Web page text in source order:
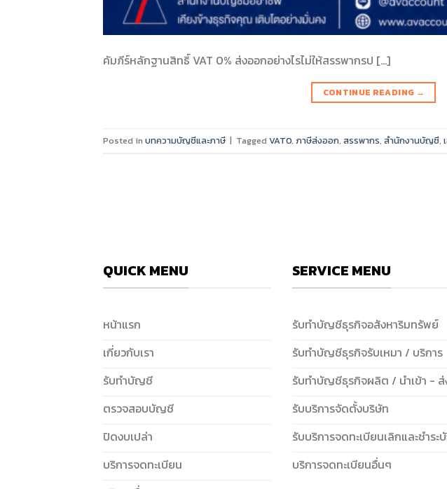
คัมภีร์หลักฐานสิทธิ์ VAT 0% ส่งออกอย่างไรไม่ให้สรรพากรป […]
CONTINUE READING →
Posted in บทความบัญชีและภาษี | Tagged VAT0, ภาษีส่งออก, สรรพากร, สำนักงานบัญชี,
QUICK MENU
หน้าแรก
เกี่ยวกับเรา
รับทำบัญชี
ตรวจสอบบัญชี
ปิดงบเปล่า
บริการจดทะเบียน
SERVICE MENU
รับทำบัญชีธุรกิจอสังหาริมทรัพย์
รับทำบัญชีธุรกิจรับเหมา / บริการ
รับทำบัญชีธุรกิจผลิต / นำเข้า - ส่
รับบริการจัดตั้งบริษัท
รับบริการจดทะเบียนเลิกและชำร
บริการจดทะเบียนอื่นๆ